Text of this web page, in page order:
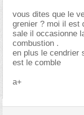
vous dites que le
grenier ? moi il est
sale il occasionne
combustion .
en plus le cendrier
est le comble
a+